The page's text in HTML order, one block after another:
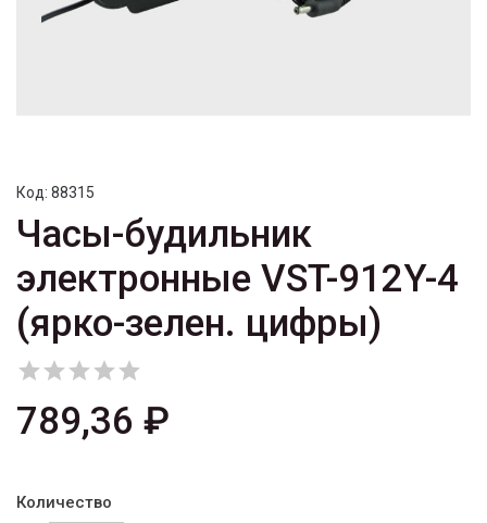
Код: 88315
Часы-будильник
электронные VST-912Y-4
(ярко-зелен. цифры)

789,36 ₽
Количество